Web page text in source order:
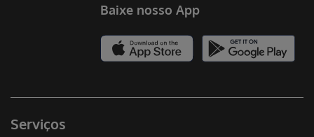
Serviços
Baixe nosso App